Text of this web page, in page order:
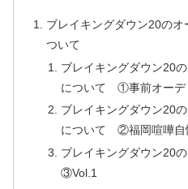
ブレイキングダウン20の
ついて
ブレイキングダウン20
について ①事前オーデ
ブレイキングダウン20
について ②福岡喧嘩自
ブレイキングダウン20
③Vol.1